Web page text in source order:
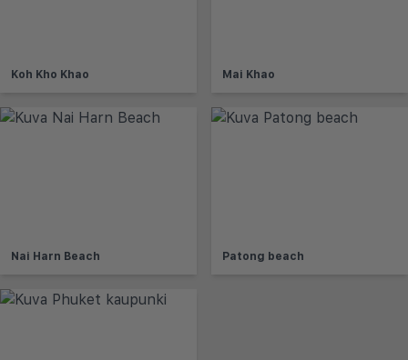
Koh Kho Khao Mai Khao
Nai Harn Beach Patong beach